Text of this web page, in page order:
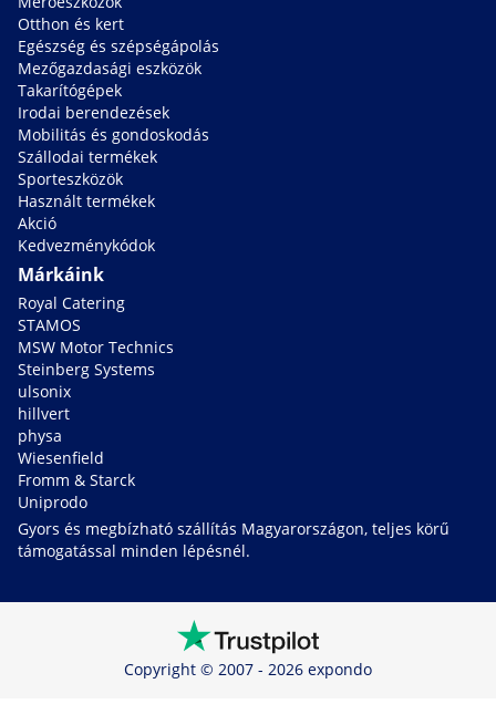
Otthon és kert
Egészség és szépségápolás
Mezőgazdasági eszközök
Takarítógépek
Irodai berendezések
Mobilitás és gondoskodás
Szállodai termékek
Sporteszközök
Használt termékek
Akció
Kedvezménykódok
Márkáink
Royal Catering
STAMOS
MSW Motor Technics
Steinberg Systems
ulsonix
hillvert
physa
Wiesenfield
Fromm & Starck
Uniprodo
Gyors és megbízható szállítás Magyarországon, teljes körű
támogatással minden lépésnél.
Copyright © 2007 - 2026 expondo